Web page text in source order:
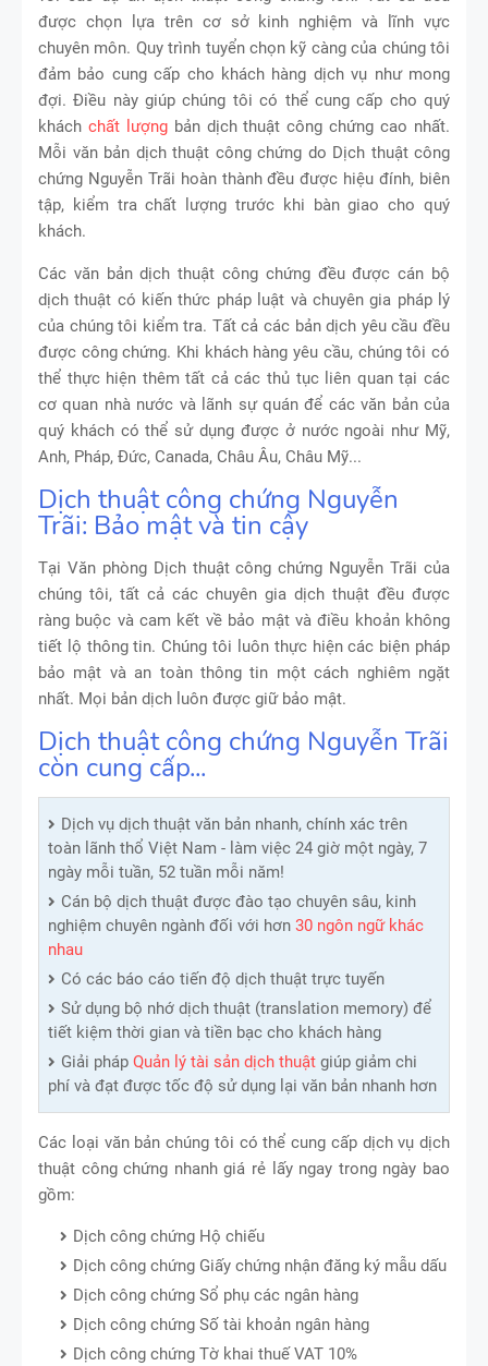
được chọn lựa trên cơ sở kinh nghiệm và lĩnh vực
chuyên môn. Quy trình tuyển chọn kỹ càng của chúng tôi
đảm bảo cung cấp cho khách hàng dịch vụ như mong
đợi. Điều này giúp chúng tôi có thể cung cấp cho quý
khách chất lượngbản dịch thuật công chứng cao nhất.
Mỗi văn bản dịch thuật công chứng do Dịch thuật công
chứng Nguyễn Trãi hoàn thành đều được hiệu đính, biên
tập, kiểm tra chất lượng trước khi bàn giao cho quý
khách.
Các văn bản dịch thuật công chứng đều được cán bộ
dịch thuật có kiến thức pháp luật và chuyên gia pháp lý
của chúng tôi kiểm tra. Tất cả các bản dịch yêu cầu đều
được công chứng. Khi khách hàng yêu cầu, chúng tôi có
thể thực hiện thêm tất cả các thủ tục liên quan tại các
cơ quan nhà nước và lãnh sự quán để các văn bản của
quý khách có thể sử dụng được ở nước ngoài như Mỹ,
Anh, Pháp, Đức, Canada, Châu Âu, Châu Mỹ...
Dịch thuật công chứng Nguyễn
Trãi: Bảo mật và tin cậy
Tại Văn phòng Dịch thuật công chứng Nguyễn Trãi của
chúng tôi, tất cả các chuyên gia dịch thuật đều được
ràng buộc và cam kết về bảo mật và điều khoản không
tiết lộ thông tin. Chúng tôi luôn thực hiện các biện pháp
bảo mật và an toàn thông tin một cách nghiêm ngặt
nhất. Mọi bản dịch luôn được giữ bảo mật.
Dịch thuật công chứng Nguyễn Trãi
còn cung cấp...
Dịch vụ dịch thuật văn bản nhanh, chính xác trên
toàn lãnh thổ Việt Nam - làm việc 24 giờ một ngày, 7
ngày mỗi tuần, 52 tuần mỗi năm!
Cán bộ dịch thuật được đào tạo chuyên sâu, kinh
nghiệm chuyên ngành đối với hơn 30 ngôn ngữ khác
nhau
Có các báo cáo tiến độ dịch thuật trực tuyến
Sử dụng bộ nhớ dịch thuật (translation memory) để
tiết kiệm thời gian và tiền bạc cho khách hàng
Giải pháp Quản lý tài sản dịch thuật giúp giảm chi
phí và đạt được tốc độ sử dụng lại văn bản nhanh hơn
Các loại văn bản chúng tôi có thể cung cấp dịch vụ dịch
thuật công chứng nhanh giá rẻ lấy ngay trong ngày bao
gồm:
Dịch công chứng Hộ chiếu
Dịch công chứng Giấy chứng nhận đăng ký mẫu dấu
Dịch công chứng Sổ phụ các ngân hàng
Dịch công chứng Số tài khoản ngân hàng
Dịch công chứng Tờ khai thuế VAT 10%